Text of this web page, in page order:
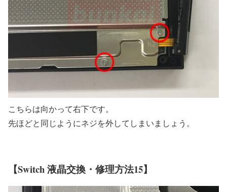
こちらは向かって右下です。
先ほどと同じようにネジを外してしまいましょう。
【Switch 液晶交換・修理方法15】